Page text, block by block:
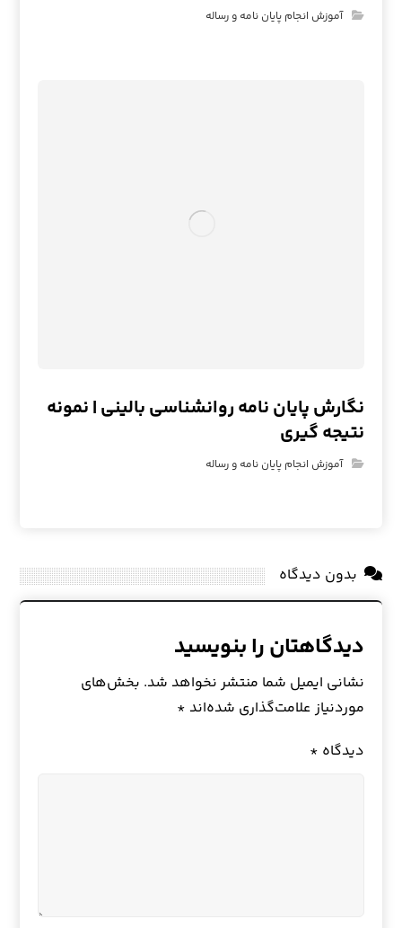
آموزش انجام پایان نامه و رساله
نگارش پایان نامه روانشناسی بالینی | نمونه
نتیجه گیری
آموزش انجام پایان نامه و رساله
بدون دیدگاه
دیدگاهتان را بنویسید
نشانی ایمیل شما منتشر نخواهد شد. بخش‌های
موردنیاز علامت‌گذاری شده‌اند *
دیدگاه *